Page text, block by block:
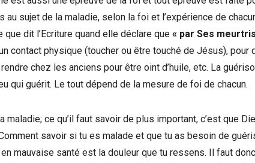
sujet de la maladie, selon la foi et l’expérience de
dit l’Ecriture quand elle déclare que « par Ses
contact physique (toucher ou être touché de Jésus), pour
chez les anciens pour être oint d’huile, etc. La
qui guérit. Le tout dépend de la mesure de foi de chacun.
ce qu’il faut savoir de plus important, c’est que
savoir si tu es malade et que tu as besoin de
mauvaise santé est la douleur que tu ressens. Il faut